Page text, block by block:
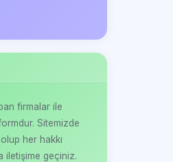
firmalar ile
Sitemizde
her hakkı
iletişime geçiniz.